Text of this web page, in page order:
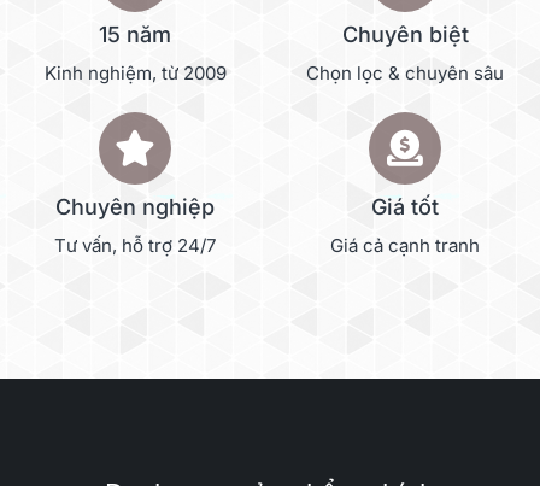
15 năm
Kinh nghiệm, từ 2009
Chuyên biệt
Chọn lọc & chuyên sâu
Chuyên nghiệp
Tư vấn, hỗ trợ 24/7
Giá tốt
Giá cả cạnh tranh